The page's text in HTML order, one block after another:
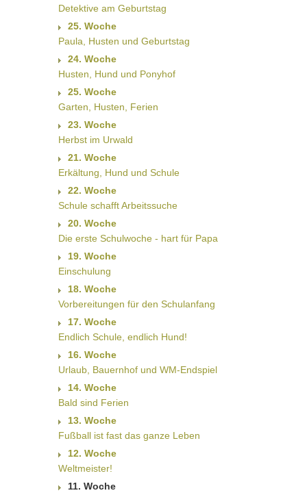
Detektive am Geburtstag
25. Woche
Paula, Husten und Geburtstag
24. Woche
Husten, Hund und Ponyhof
25. Woche
Garten, Husten, Ferien
23. Woche
Herbst im Urwald
21. Woche
Erkältung, Hund und Schule
22. Woche
Schule schafft Arbeitssuche
20. Woche
Die erste Schulwoche - hart für Papa
19. Woche
Einschulung
18. Woche
Vorbereitungen für den Schulanfang
17. Woche
Endlich Schule, endlich Hund!
16. Woche
Urlaub, Bauernhof und WM-Endspiel
14. Woche
Bald sind Ferien
13. Woche
Fußball ist fast das ganze Leben
12. Woche
Weltmeister!
11. Woche